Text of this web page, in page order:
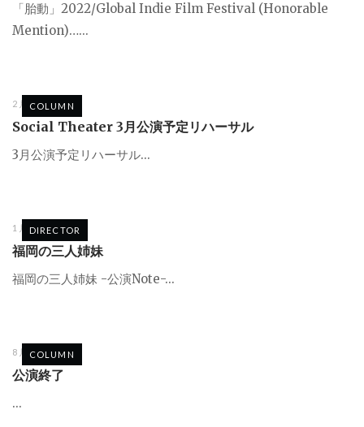
「胎動」2022/Global Indie Film Festival (Honorable
Mention)…...
COLUMN
2月 5, 2022
Social Theater 3月公演予定リハーサル
3月公演予定リハーサル...
DIRECTOR
1月 21, 2022
福岡の三人姉妹
福岡の三人姉妹 -公演Note-...
COLUMN
8月 2, 2021
公演終了
...